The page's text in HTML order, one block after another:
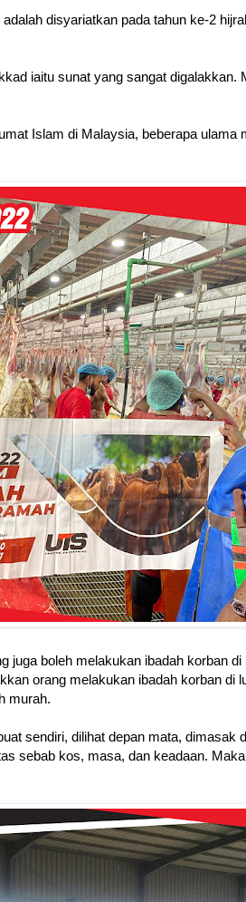
disyariatkan pada tahun ke-2
iaitu sunat yang sangat digalakkan.
Islam di Malaysia, beberapa ulama
juga boleh melakukan ibadah korban
orang melakukan ibadah korban di
murah.
sendiri, dilihat depan mata, dimasak
sebab kos, masa, dan keadaan.